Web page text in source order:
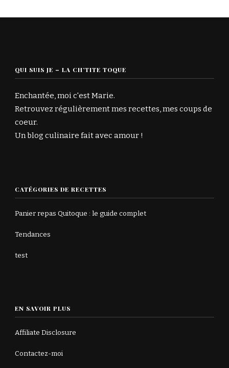
QUI SUIS JE – LA CH’TITE TOQUE
Enchantée, moi c'est Marie.
Retrouvez régulièrement mes recettes, mes coups de
coeur.
Un blog culinaire fait avec amour !
CATÉGORIES DE RECETTES
Panier repas Quitoque : le guide complet
Tendances
test
EN SAVOIR PLUS
Affiliate Disclosure
Contactez-moi